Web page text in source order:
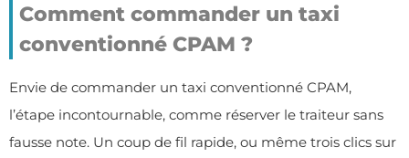
Comment commander un taxi
conventionné CPAM ?
Envie de commander un taxi conventionné CPAM,
l’étape incontournable, comme réserver le traiteur sans
fausse note. Un coup de fil rapide, ou même trois clics sur